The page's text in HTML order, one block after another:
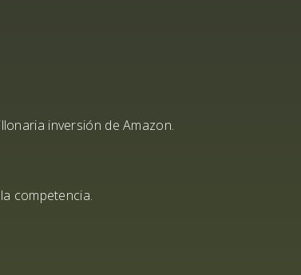
inversión de Amazon.
competencia.